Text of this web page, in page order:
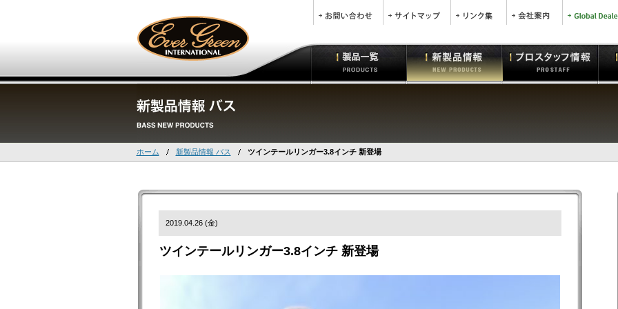
ホーム 新製品情報 バス ツインテールリンガー3.8インチ 新登場
2019.04.26 (金)
ツインテールリンガー3.8インチ 新登場